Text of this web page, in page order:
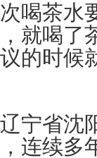
喝茶水
就喝了
的时候
宁省沈
连续多